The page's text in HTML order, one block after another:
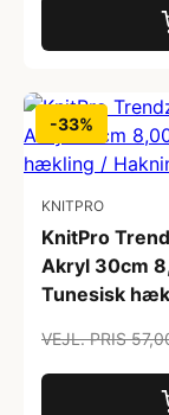
-33%
KNITPRO
KnitPro
Akryl 30cm
Tunesisk
VEJL. PRIS